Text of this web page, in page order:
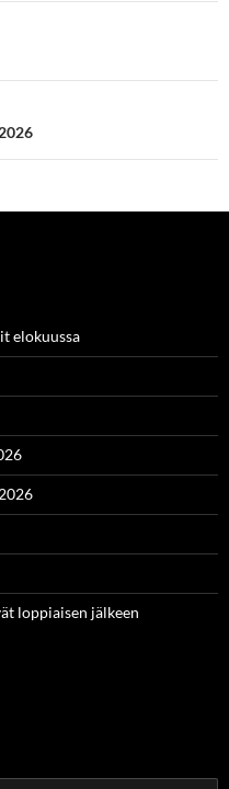
elokuussa
loppiaisen jälkeen